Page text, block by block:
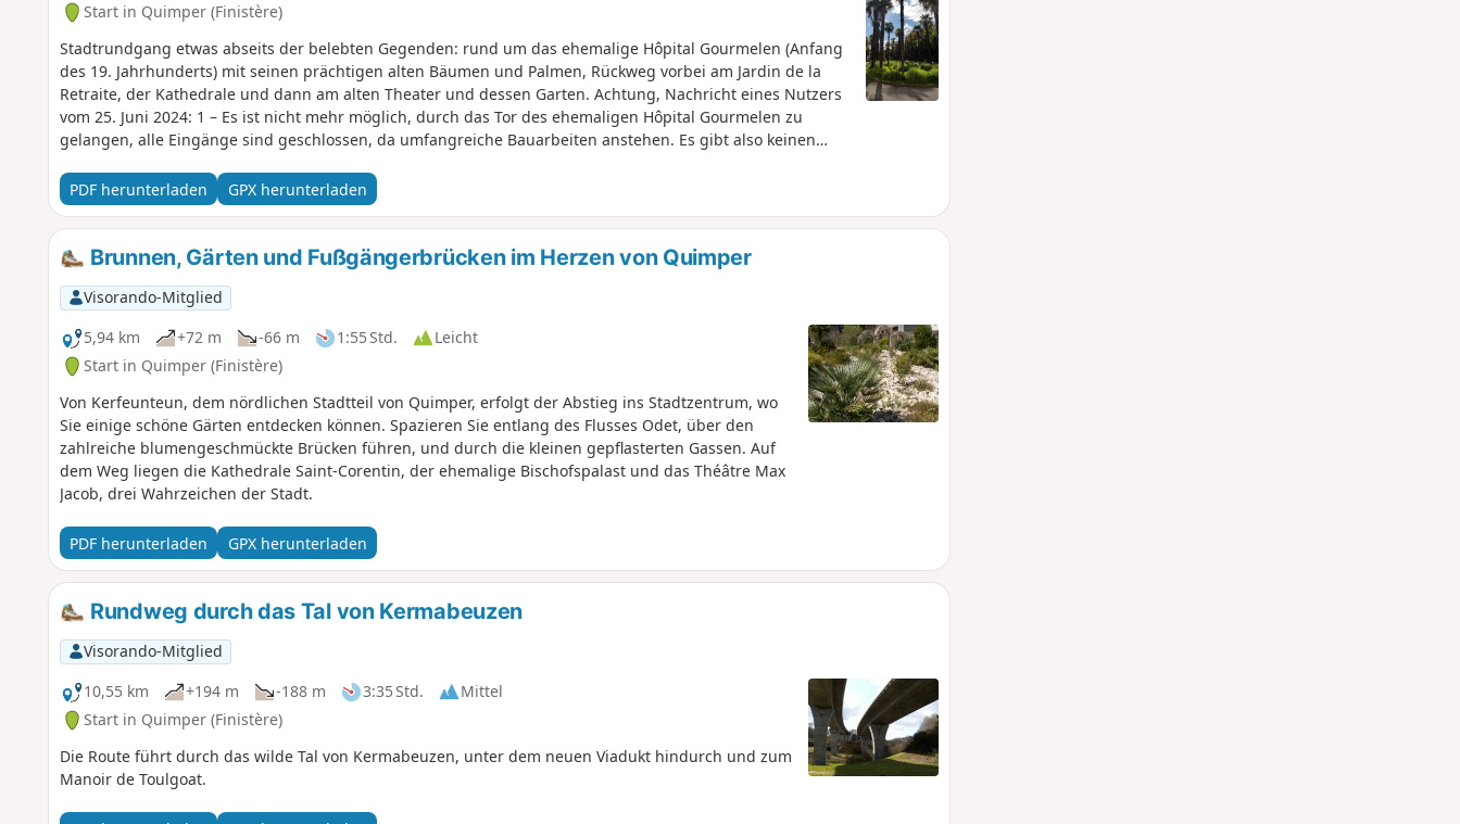
Start in Quimper (Finistère)
Stadtrundgang etwas abseits der belebten Gegenden: rund um das ehemalige Hôpital Gourmelen (Anfang
des 19. Jahrhunderts) mit seinen prächtigen alten Bäumen und Palmen, Rückweg vorbei am Jardin de la
Retraite, der Kathedrale und dann am alten Theater und dessen Garten. Achtung, Nachricht eines Nutzers
vom 25. Juni 2024: 1 – Es ist nicht mehr möglich, durch das Tor des ehemaligen Hôpital Gourmelen zu
gelangen, alle Eingänge sind geschlossen, da umfangreiche Bauarbeiten anstehen. Es gibt also keinen
Bauarbeiten bis Januar 2025 gesperrt.
PDF herunterladen GPX herunterladen
Brunnen, Gärten und Fußgängerbrücken im Herzen von Quimper
Visorando-Mitglied
5,94 km
+72 m -66 m 1:55 Std.
Leicht
Start in Quimper (Finistère)
Von Kerfeunteun, dem nördlichen Stadtteil von Quimper, erfolgt der Abstieg ins Stadtzentrum, wo
Sie einige schöne Gärten entdecken können. Spazieren Sie entlang des Flusses Odet, über den
zahlreiche blumengeschmückte Brücken führen, und durch die kleinen gepflasterten Gassen. Auf
dem Weg liegen die Kathedrale Saint-Corentin, der ehemalige Bischofspalast und das Théâtre Max
Jacob, drei Wahrzeichen der Stadt.
PDF herunterladen GPX herunterladen
Rundweg durch das Tal von Kermabeuzen
Visorando-Mitglied
10,55 km
+194 m -188 m 3:35 Std.
Mittel
Start in Quimper (Finistère)
Die Route führt durch das wilde Tal von Kermabeuzen, unter dem neuen Viadukt hindurch und zum
Manoir de Toulgoat.